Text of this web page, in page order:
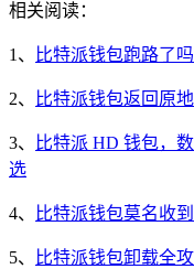
相关阅读：
1、 比特派钱包跑路了
2、 比特派钱包返回原
3、
比特派 HD 钱包，
选
4、 比特派钱包莫名收
5、 比特派钱包卸载全